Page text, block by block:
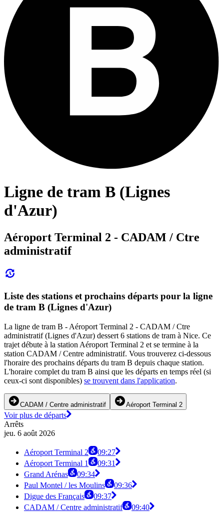
Ligne de tram B (Lignes
d'Azur)
Aéroport Terminal 2 - CADAM / Ctre
administratif
Liste des stations et prochains départs pour la ligne
de tram B (Lignes d'Azur)
La ligne de tram B - Aéroport Terminal 2 - CADAM / Ctre
administratif (Lignes d'Azur) dessert 6 stations de tram à Nice. Ce
trajet débute à la station Aéroport Terminal 2 et se termine à la
station CADAM / Centre administratif. Vous trouverez ci-dessous
l'horaire des prochains départs du tram B depuis chaque station.
L'horaire complet du tram B ainsi que les départs en temps réel (si
ceux-ci sont disponibles) se trouvent dans l'application.
CADAM / Centre administratif Aéroport Terminal 2
Voir plus de départs
Arrêts
jeu. 6 août 2026
Aéroport Terminal 2
09:27
Aéroport Terminal 1
09:31
Grand Arénas
09:34
Paul Montel / les Moulins
09:36
Digue des Français
09:37
CADAM / Centre administratif
09:40